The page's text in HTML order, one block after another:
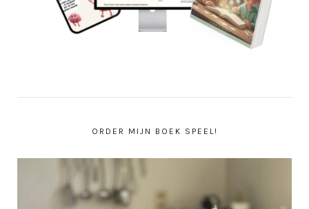
ORDER MIJN BOEK SPEEL!